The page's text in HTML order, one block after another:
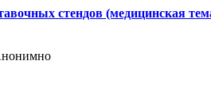
стендов (медицинская